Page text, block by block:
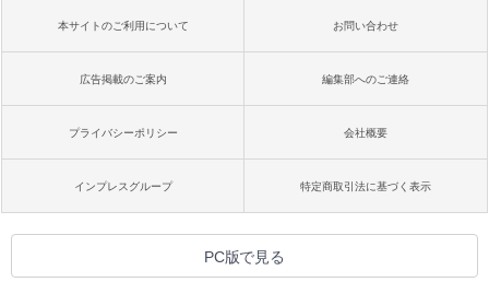
本サイトのご利用について お問い合わせ
広告掲載のご案内 編集部へのご連絡
プライバシーポリシー 会社概要
インプレスグループ 特定商取引法に基づく表示
PC版で見る